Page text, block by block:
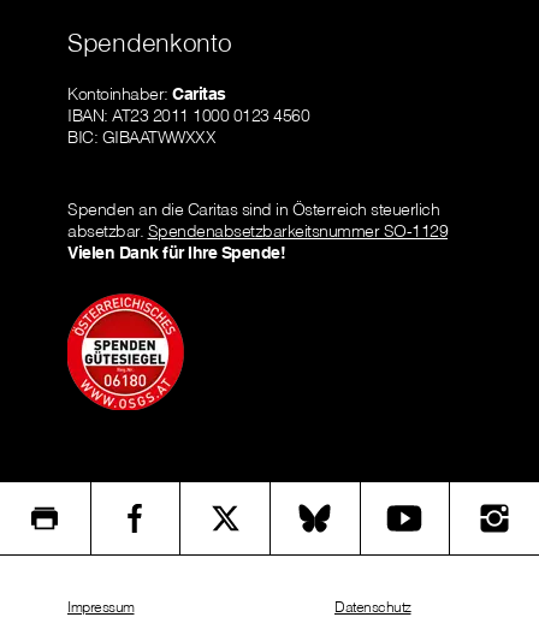
Spendenkonto
Kontoinhaber: Caritas
IBAN: AT23 2011 1000 0123 4560
BIC: GIBAATWWXXX
Spenden an die Caritas sind in Österreich steuerlich
absetzbar. Spendenabsetzbarkeitsnummer SO-1129
Vielen Dank für Ihre Spende!
Impressum Datenschutz